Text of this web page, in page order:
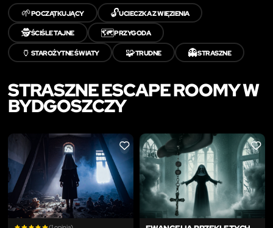
🌱POCZĄTKUJĄCY 🔓UCIECZKA Z WIĘZIENIA
🕵️ŚCIŚLE TAJNE 🗺️PRZYGODA
🏺 STAROŻYTNE ŚWIATY 🧩TRUDNE 👻STRASZNE
STRASZNE ESCAPE ROOMY W
BYDGOSZCZY
LIKE LIKE